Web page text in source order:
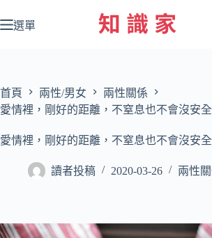
至
容
選單
首頁 兩性/男女
兩性關係
愛情裡，剛好的距離，不窒息也不會沒安
愛情裡，剛好的距離，不窒息也不會沒安
讀者投稿 2020-03-26 兩性